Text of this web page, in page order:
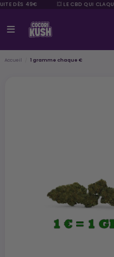
DÈS 49€ 💥 LE CBD QUI CLAQUE
Accueil 1 gramme chaque €